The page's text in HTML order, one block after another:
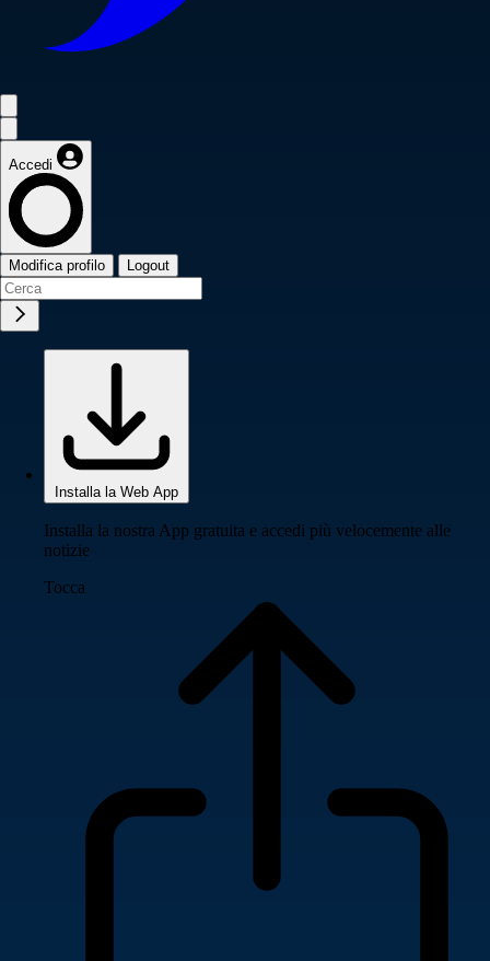
Accedi
Modifica profilo Logout
Installa la Web App
Installa la nostra App gratuita e accedi più velocemente alle
notizie
Tocca